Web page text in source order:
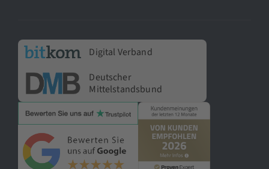
Digital Verband
Deutscher
Mittelstandsbund